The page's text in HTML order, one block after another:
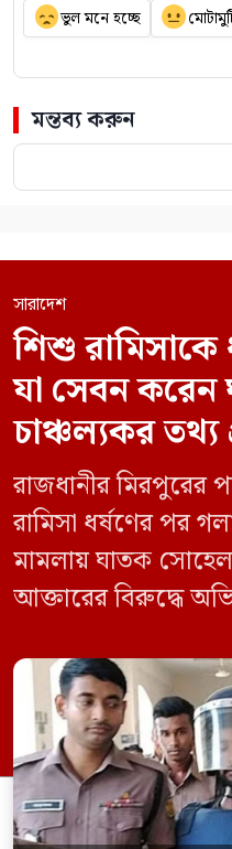
ভুল মনে হচ্ছে
মন্তব্য করুন
সারাদেশ
শিশু
যা সেবন
চাঞ্চল্যকর তথ্য
রাজধানীর মিরপুরের
রামিসা ধর্ষণের পর
মামলায় ঘাতক সোহেল
আক্তারের বিরুদ্ধে
সেবন করেছিলেন
জানিয়েছেন
মামলার তদন্ত
পরিদর্শক
তিনি বলেন, […]